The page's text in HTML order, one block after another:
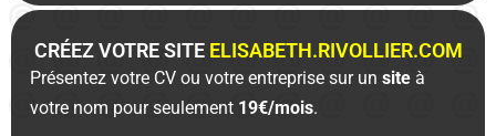
CRÉEZ VOTRE SITE ELISABETH.RIVOLLIER.COM
Présentez votre CV ou votre entreprise sur unsite à
votre nom pour seulement 19€/mois.